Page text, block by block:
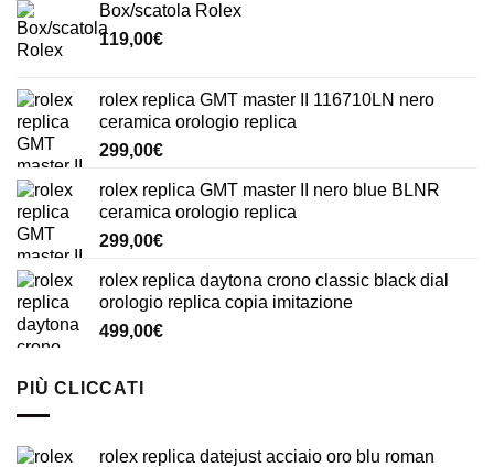
Box/scatola Rolex
119,00€
rolex replica GMT master II 116710LN nero
ceramica orologio replica
299,00€
rolex replica GMT master II nero blue BLNR
ceramica orologio replica
299,00€
rolex replica daytona crono classic black dial
orologio replica copia imitazione
499,00€
PIÙ CLICCATI
rolex replica datejust acciaio oro blu roman